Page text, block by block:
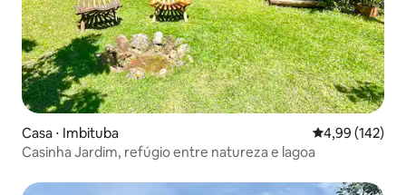
Casa ⋅ Imbituba 4,99 de uma
4,99 (142)
Casinha Jardim, refúgio entre natureza e lagoa